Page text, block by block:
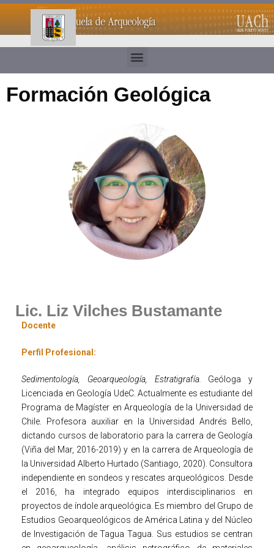
Formación Geológica
Lic. Liz Vilches Bustamante
Docente
Perfil Profesional:
Sedimentología, Geoarqueología, Estratigrafía. Geóloga y
Licenciada en Geología UdeC. Actualmente es estudiante del
Programa de Magíster en Arqueología de la Universidad de
Chile. Profesora auxiliar en la Universidad Andrés Bello,
dictando cursos de laboratorio para la carrera de Geología
(Viña del Mar, 2016-2019) y en la carrera de Arqueología de
la Universidad Alberto Hurtado (Santiago, 2020). Consultora
independiente en sondeos y rescates arqueológicos. Desde
el 2016, ha integrado equipos interdisciplinarios en
proyectos de índole arqueológica. Es miembro del Grupo de
Estudios Geoarqueológicos de América Latina y del Núcleo
de Investigación de Tagua Tagua. Sus estudios se centran